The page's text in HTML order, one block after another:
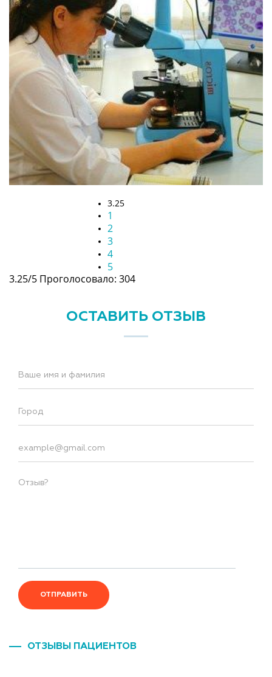
3.25
1
2
3
4
5
3.25/5 Проголосовало: 304
ОСТАВИТЬ ОТЗЫВ
ОТПРАВИТЬ
ОТЗЫВЫ ПАЦИЕНТОВ